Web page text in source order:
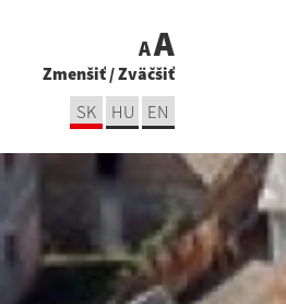
AA
Zmenšiť/Zväčšiť
SK HU EN